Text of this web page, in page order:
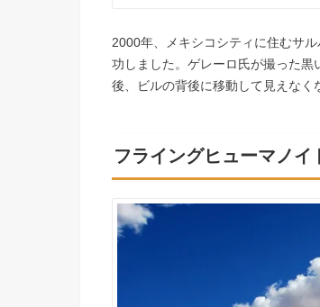
2000年、メキシコシティに住むサ
功しました。ゲレーロ氏が撮った
後、ビルの背後に移動して見えなく
フライングヒューマノイ